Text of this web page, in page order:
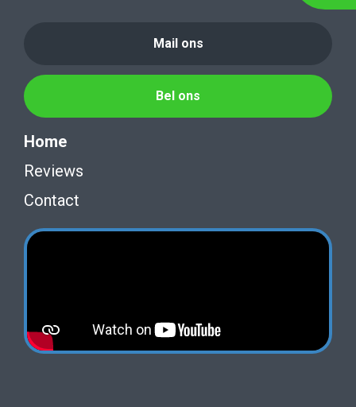
Mail ons
Bel ons
Home
Reviews
Contact